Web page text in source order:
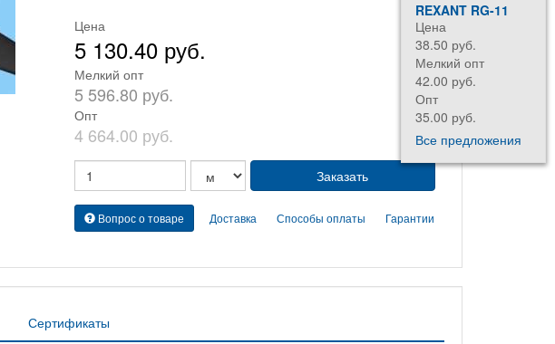
REXANT RG-11
Цена
38.50 руб.
Мелкий опт
42.00 руб.
Опт
35.00 руб.
Все предложения
Цена
5 130.40 руб.
Мелкий опт
5 596.80 руб.
Опт
4 664.00 руб.
Вопрос о товаре Гарантии
Способы оплаты
Доставка
Сертификаты